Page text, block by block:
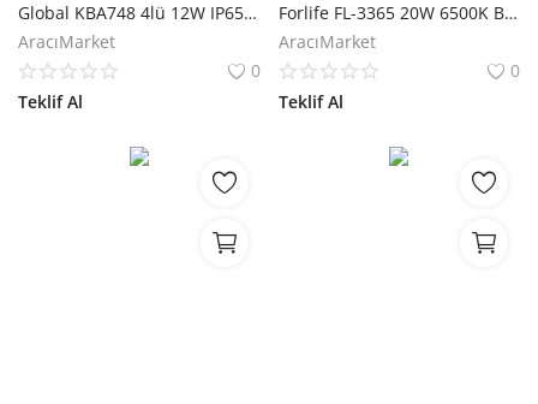
Global KBA748 4lü 12W IP65 ABS Solar Kazıklı Çim Armatürü
AracıMarket
0
Teklif Al
Forlife FL-3365 20W 6500K Beyaz Solar Kamp Feneri
AracıMarket
0
Teklif Al